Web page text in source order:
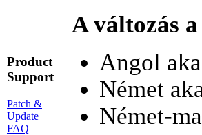
Product
Support
Patch &
Update
FAQ
A változás
Angol
Német
Német-